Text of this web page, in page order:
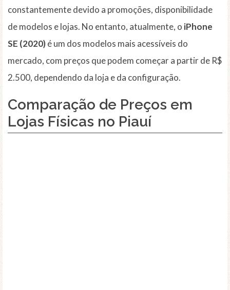
constantemente devido a promoções, disponibilidade
de modelos e lojas. No entanto, atualmente, o iPhone
SE (2020)é um dos modelos mais acessíveis do
mercado, com preços que podem começar a partir de R$
2.500, dependendo da loja e da configuração.
Comparação de Preços em
Lojas Físicas no Piauí